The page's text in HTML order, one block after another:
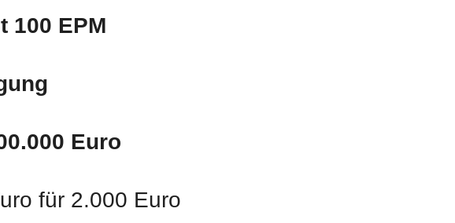
100 EPM
Euro
für 2.000 Euro